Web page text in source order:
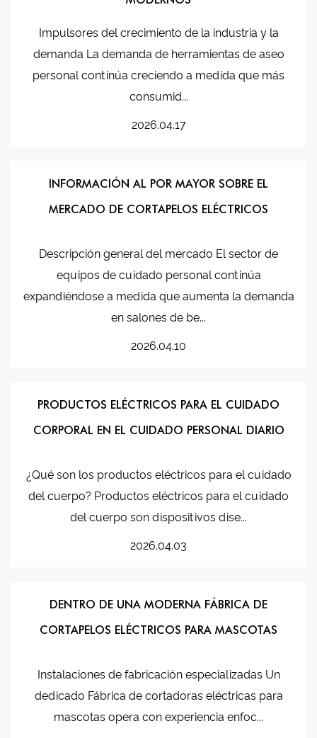
Impulsores del crecimiento de la industria y la
demanda La demanda de herramientas de aseo
personal continúa creciendo a medida que más
consumid...
2026.04.17
INFORMACIÓN AL POR MAYOR SOBRE EL
MERCADO DE CORTAPELOS ELÉCTRICOS
Descripción general del mercado El sector de
equipos de cuidado personal continúa
expandiéndose a medida que aumenta la demanda
en salones de be...
2026.04.10
PRODUCTOS ELÉCTRICOS PARA EL CUIDADO
CORPORAL EN EL CUIDADO PERSONAL DIARIO
¿Qué son los productos eléctricos para el cuidado
del cuerpo? Productos eléctricos para el cuidado
del cuerpo son dispositivos dise...
2026.04.03
DENTRO DE UNA MODERNA FÁBRICA DE
CORTAPELOS ELÉCTRICOS PARA MASCOTAS
Instalaciones de fabricación especializadas Un
dedicado Fábrica de cortadoras eléctricas para
mascotas opera con experiencia enfoc...